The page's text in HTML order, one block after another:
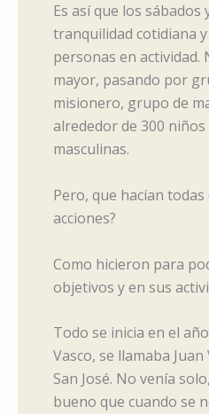
Es así que los
tranquilidad cotidiana
personas en actividad.
mayor, pasando por
misionero, grupo de
alrededor de 300
masculinas.
Pero, que hacían
acciones?
Como hicieron para
objetivos y en sus
Todo se inicia en el
Vasco, se llamaba
San José. No venía
bueno que cuando se